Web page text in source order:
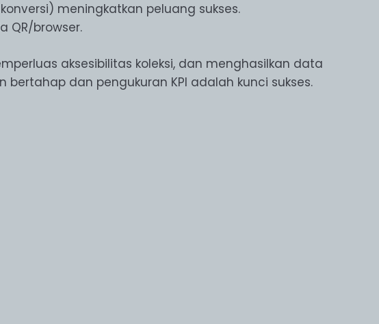
meningkatkan peluang sukses.
QR/browser.
aksesibilitas koleksi, dan menghasilkan data
dan pengukuran KPI adalah kunci sukses.